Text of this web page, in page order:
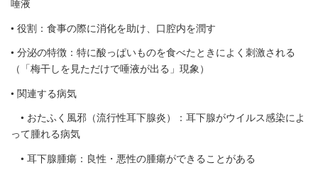
唾液
• 役割：食事の際に消化を助け、口腔内を潤す
• 分泌の特徴：特に酸っぱいものを食べたときによく刺激される
（「梅干しを見ただけで唾液が出る」現象）
• 関連する病気
• おたふく風邪（流行性耳下腺炎）：耳下腺がウイルス感染によ
って腫れる病気
• 耳下腺腫瘍：良性・悪性の腫瘍ができることがある